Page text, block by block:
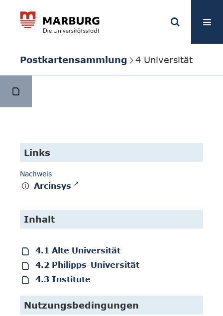
Postkartensammlung 4 Universität
Links
Nachweis
Arcinsys
Inhalt
4.1 Alte Universität
4.2 Philipps-Universität
4.3 Institute
Nutzungsbedingungen